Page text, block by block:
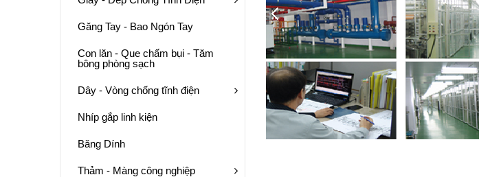
Găng Tay - Bao Ngón Tay
Con lăn - Que chấm bụi - Tăm
bông phòng sạch
Dây - Vòng chống tĩnh điện
Nhíp gắp linh kiện
Băng Dính
Thảm - Màng công nghiệp